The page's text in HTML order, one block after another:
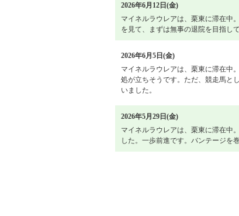
2026年6月12日(金)
マイネルラウレアは、栗東に滞在中
を見て、まずは無事の退院を目指し
2026年6月5日(金)
マイネルラウレアは、栗東に滞在中
処が立ちそうです。ただ、競走馬と
いました。
2026年5月29日(金)
マイネルラウレアは、栗東に滞在中
した。一歩前進です。バンテージを